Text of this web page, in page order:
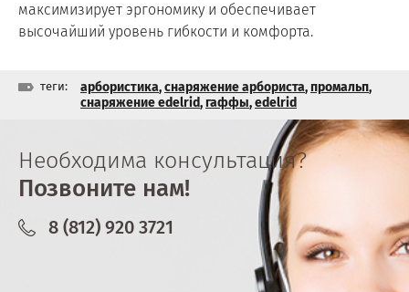
максимизирует эргономику и обеспечивает
высочайший уровень гибкости и комфорта.
теги: арбористика,снаряжение арбориста,промальп,
снаряжение edelrid,гаффы,edelrid
Необходима консультация?
Позвоните нам!
8 (812) 920 3721